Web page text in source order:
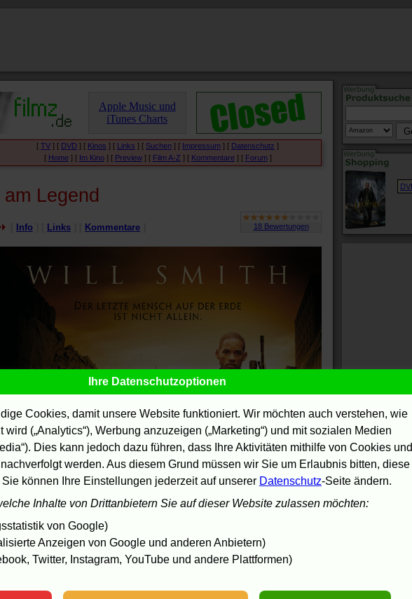
Apple Music und
iTunes Charts
[ TV ] [ DVD ] [ Kinos ] [ Links ] [ Suchen ] [ Impressum ] [ Datenschutz ]
[ Home] [ Im Kino] [ Preview] [ Film A-Z ] [ Kommentare] [ Forum]
am Legend
Info Links Kommentare
Ihre Datenschutzoptionen
Cookies, damit unsere Website funktioniert. Wir möchten auch verstehen, wie
wird („Analytics“), Werbung anzuzeigen („Marketing“) und mit sozialen Medien
Dies kann jedoch dazu führen, dass Ihre Aktivitäten mithilfe von Cookies und
werden. Aus diesem Grund müssen wir Sie um Erlaubnis bitten, diese
können Ihre Einstellungen jederzeit auf unserer Datenschutz-Seite ändern.
Inhalte von Drittanbietern Sie auf dieser Website zulassen möchten:
von Google)
Anzeigen von Google und anderen Anbietern)
Twitter, Instagram, YouTube und andere Plattformen)